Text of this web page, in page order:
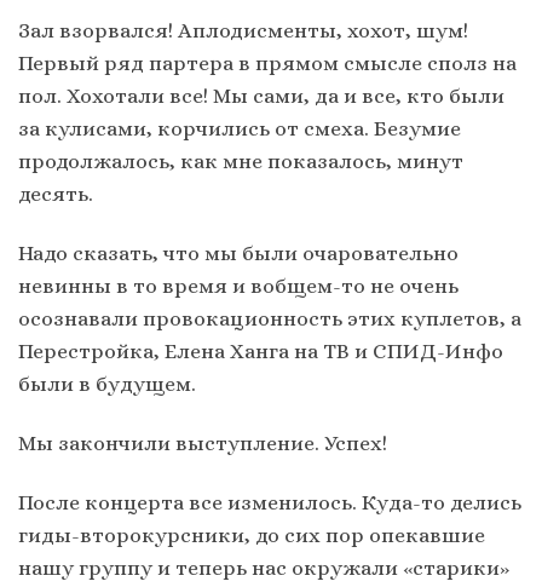
Зал взорвался! Аплодисменты, хохот, шум!
Первый ряд партера в прямом смысле сполз на
пол. Хохотали все! Мы сами, да и все, кто были
за кулисами, корчились от смеха. Безумие
продолжалось, как мне показалось, минут
десять.
Надо сказать, что мы были очаровательно
невинны в то время и вобщем-то не очень
осознавали провокационность этих куплетов, а
Перестройка, Елена Ханга на ТВ и СПИД-Инфо
были в будущем.
Мы закончили выступление. Успех!
После концерта все изменилось. Куда-то делись
гиды-второкурсники, до сих пор опекавшие
нашу группу и теперь нас окружали «старики»